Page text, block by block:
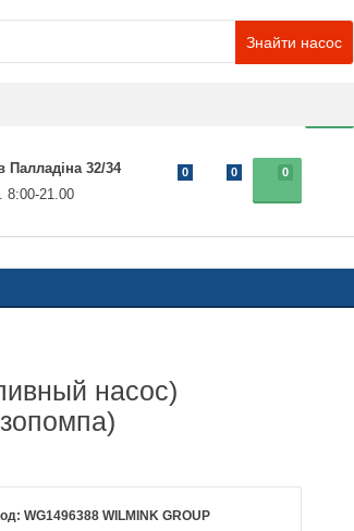
Знайти насос
Палладіна 32/34
8:00-21.00
0
0 0
насос)
WG1496388 WILMINK GROUP